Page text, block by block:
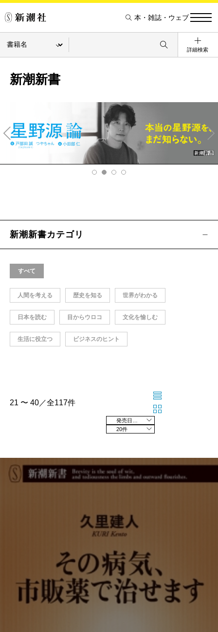
本・雑誌・ウェブ
詳細検索
新潮新書
v
Ne
xt
新潮新書カテゴリ
すべて
人間を考える 歴史を知る 世界がわかる
日本を読む 目からウロコ 文化を愉しむ
生活に役立つ ビジネスのヒント
21 〜 40／全117件
20件